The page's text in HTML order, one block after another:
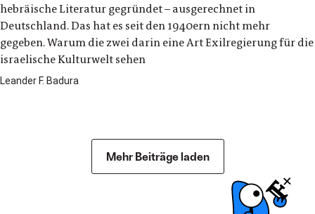
hebräische Literatur gegründet – ausgerechnet in
Deutschland. Das hat es seit den 1940ern nicht mehr
gegeben. Warum die zwei darin eine Art Exilregierung für die
israelische Kulturwelt sehen
Leander F. Badura
Mehr Beiträge laden